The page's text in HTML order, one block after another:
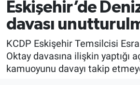
Eskişehir’de
davası
KCDP Eskişehir Temsilcisi
Oktay davasına ilişkin yaptığı
kamuoyunu davayı takip
Türkiye
Dünya
Sağlık
Eskişehir Arşivi
Röportaj
Ekonomi
Tüm Manşetler
Son Dakika Haberleri
Haber Arşivi